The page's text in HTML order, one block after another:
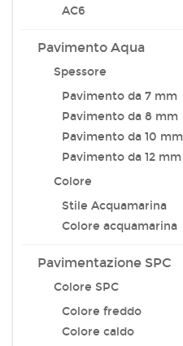
AC6
Pavimento Aqua
Spessore
Pavimento da 7 mm
Pavimento da 8 mm
Pavimento da 10 mm
Pavimento da 12 mm
Colore
Stile Acquamarina
Colore acquamarina
Pavimentazione SPC
Colore SPC
Colore freddo
Colore caldo